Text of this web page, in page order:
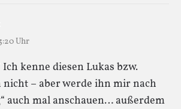
Uhr
Ich kenne diesen Lukas bzw.
– aber werde ihn mir nach
auch mal anschauen… außerdem